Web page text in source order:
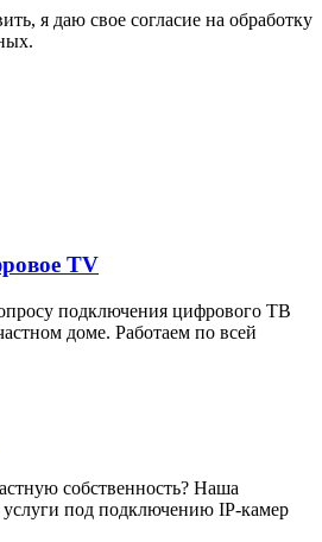
я даю свое согласие на обработку
TV
подключения цифрового ТВ
доме. Работаем по всей
собственность? Наша
услуги под подключению IP-камер